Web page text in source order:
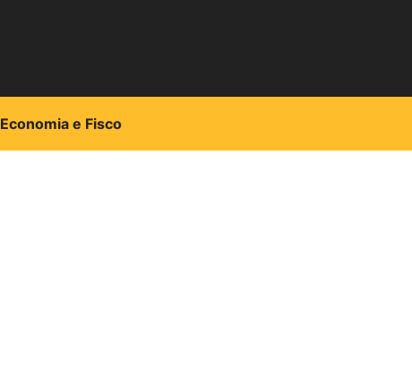
Economia e Fisco